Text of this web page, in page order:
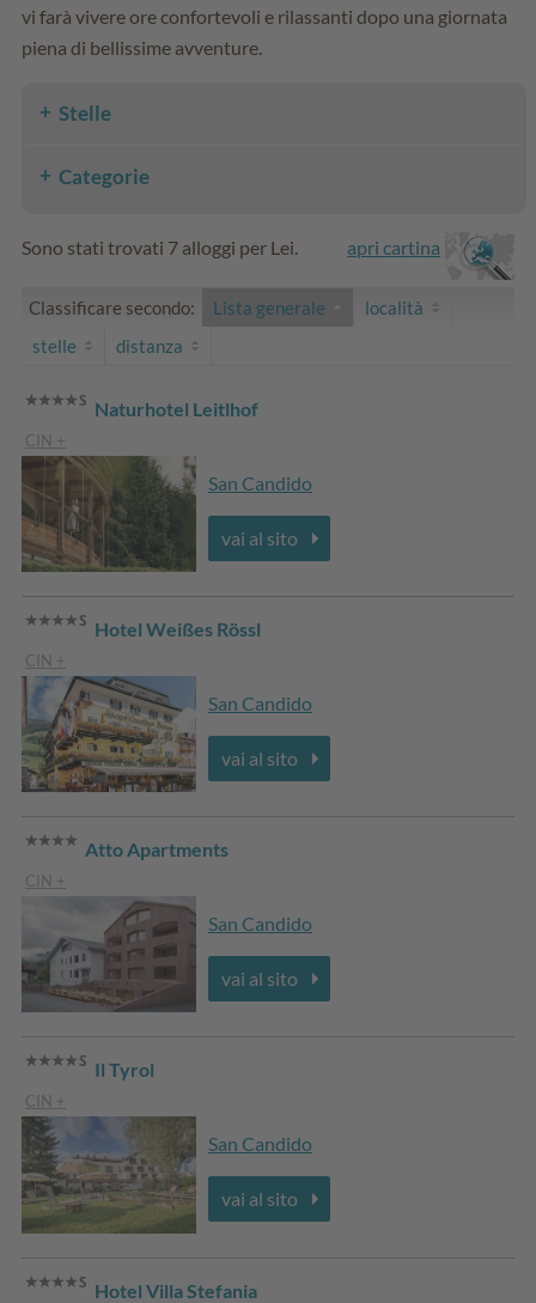
vi farà vivere ore confortevoli e rilassanti dopo una giornata
piena di bellissime avventure.
Stelle
Categorie
apri cartina
Sono stati trovati 7 alloggi per Lei.
Classificare secondo: Lista generale
località
stelle
distanza
Naturhotel Leitlhof
CIN +
San Candido
vai al sito
Hotel Weißes Rössl
CIN +
San Candido
vai al sito
Atto Apartments
CIN +
San Candido
vai al sito
Il Tyrol
CIN +
San Candido
vai al sito
Hotel Villa Stefania